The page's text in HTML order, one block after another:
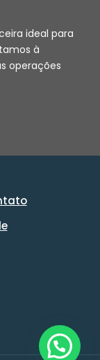
ideal para
à
operações